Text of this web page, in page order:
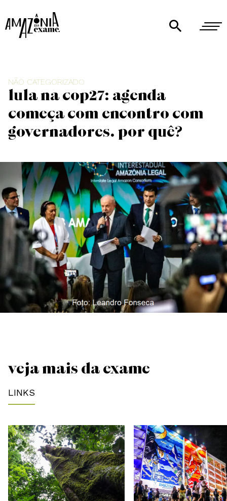
NÃO CATEGORIZADO
Lula na COP27: agenda
começa com encontro com
governadores. Por quê?
VEJA MAIS DA EXAME
LINKS